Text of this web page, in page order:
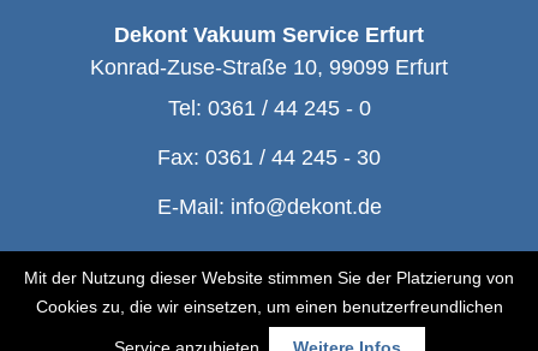
Mit der Nutzung dieser Website stimmen Sie der Platzierung von
Cookies zu, die wir einsetzen, um einen benutzerfreundlichen
Dekont Vakuum Service Erfurt
Konrad-Zuse-Straße 10, 99099 Erfurt
Tel: 0361 / 44 245 - 0
Fax: 0361 / 44 245 - 30
E-Mail: info@dekont.de
© Dekont 1991 - 2026